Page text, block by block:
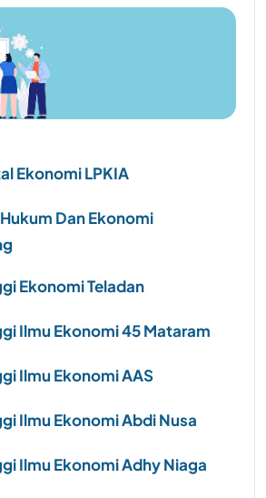
Ekonomi LPKIA
Dan Ekonomi
Ekonomi Teladan
Ilmu Ekonomi 45 Mataram
Ilmu Ekonomi AAS
Ilmu Ekonomi Abdi Nusa
Ilmu Ekonomi Adhy Niaga